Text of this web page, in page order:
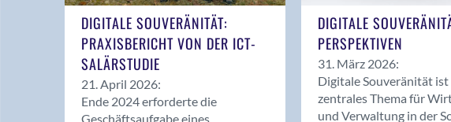
DIGITALE SOUVERÄNITÄT:
PRAXISBERICHT VON DER ICT-
SALÄRSTUDIE
21. April 2026:
Ende 2024 erforderte die
Geschäftsaufgabe eines
DIGITALE
PERSPEKTIVEN
31. März 2026:
Digitale Souveränität ist
zentrales Thema für
und Verwaltung in der